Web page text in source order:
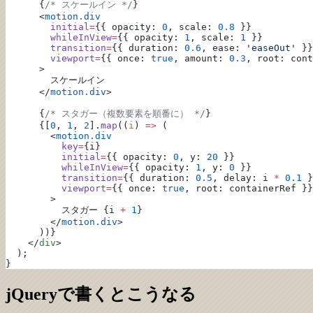
      {
/* スケールイン */ }
      <
motion.div
        initial
={{ opacity: 0 , scale: 0.8 }}
        whileInView
={{ opacity: 1 , scale: 1
}}
        transition
={{ duration: 0.6 , ease: 'easeOut'
}}
        viewport
={{ once: true , amount: 0.3 , root:
      >
        スケールイン
      </
motion.div>
      {
/* スタガー（複数要素を順番に） */ }
      {[
0 , 1 , 2 ]. map (( i ) => (
        <
motion.div
          key
={i}
          initial
={{ opacity: 0 , y: 20 }}
          whileInView
={{ opacity: 1 , y: 0 }}
          transition
={{ duration: 0.5 , delay: i * 0.1
          viewport
={{ once: true , root: containerRef }}
        >
          スタガー {i
+ 1 }
        </
motion.div>
      ))}
    </
div>
  );
}
jQueryで書くとこうなる